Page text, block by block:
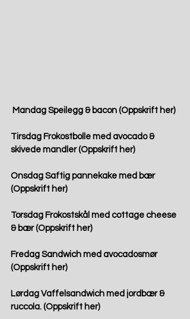
Mandag Speilegg & bacon (Oppskrift her)
Tirsdag Frokostbolle med avocado &
skivede mandler (Oppskrift her)
Onsdag Saftig pannekake med bær
(Oppskrift her)
Torsdag Frokostskål med cottage cheese
& bær (Oppskrift her)
Fredag Sandwich med avocadosmør
(Oppskrift her)
Lørdag Vaffelsandwich med jordbær &
ruccola. (Oppskrift her)